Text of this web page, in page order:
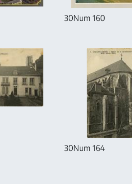
30Num 160
30Num 164